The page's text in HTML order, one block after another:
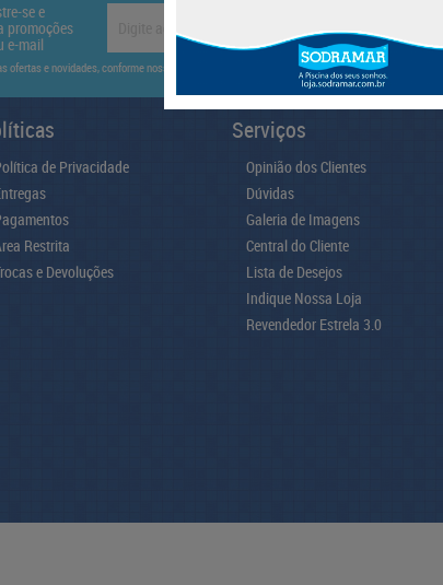
se e
promoções
e-mail
ofertas e novidades, conforme nossa Política de Privacidade.
de Privacidade
Restrita
e Devoluções
Serviços
Opinião dos Clientes
Dúvidas
Galeria de Imagens
Central do Cliente
Lista de Desejos
Indique Nossa Loja
Revendedor Estrela 3.0